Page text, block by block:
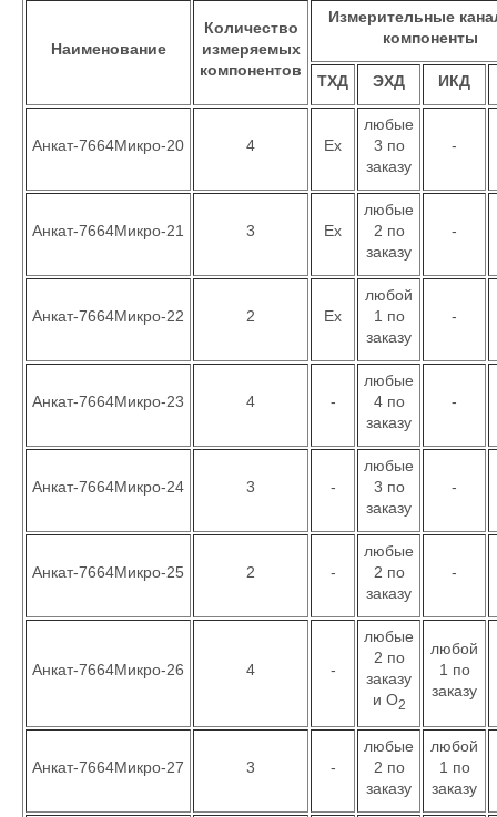
Наименование
Количество
измеряемых
компонентов
Измерительные
компоненты
ТХД ЭХД ИКД
Анкат-7664Микро-20 4 Ex
любые
3 по
заказу
-
Анкат-7664Микро-21 3 Ex
любые
2 по
заказу
-
Анкат-7664Микро-22 2 Ex
любой
1 по
заказу
-
Анкат-7664Микро-23 4 -
любые
4 по
заказу
-
Анкат-7664Микро-24 3 -
любые
3 по
заказу
-
Анкат-7664Микро-25 2 -
любые
2 по
заказу
-
Анкат-7664Микро-26 4 -
любые
2 по
заказу
и О2
любой
1 по
заказу
Анкат-7664Микро-27 3 -
любые
2 по
заказу
любой
1 по
заказу